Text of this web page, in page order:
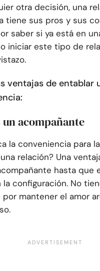
otra decisión, una
tiene sus pros y sus
saber si ya está en
iniciar este tipo de
ventajas de entablar
un acompañante
la conveniencia para
relación? Una
hasta que
configuración. No
mantener el amor